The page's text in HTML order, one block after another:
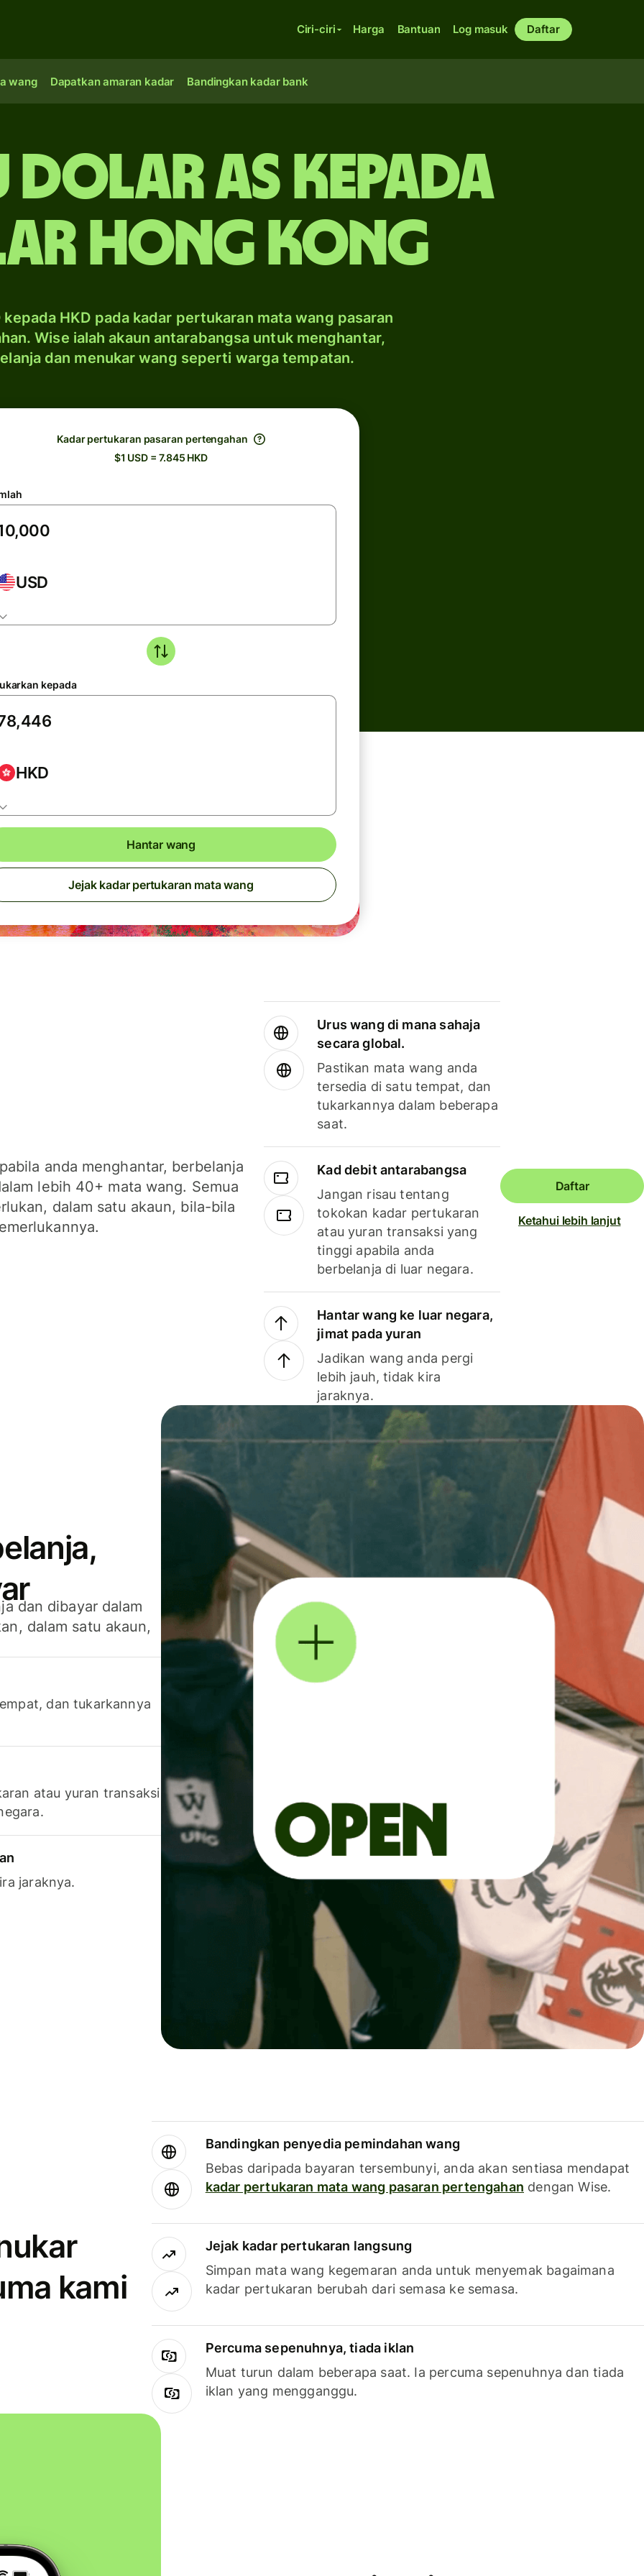
Ciri-ciri Harga Bantuan Log masuk Daftar
wang Dapatkan amaran kadar Bandingkan kadar bank
dolar AS kepada
Hong Kong
kepada HKD pada kadar pertukaran mata wang pasaran
Wise ialah akaun antarabangsa untuk menghantar,
dan menukar wang seperti warga tempatan.
Kadar pertukaran pasaran pertengahan
$1 USD = 7.845 HKD
USD
kepada
HKD
Hantar wang
Jejak kadar pertukaran mata wang
anda menghantar, berbelanja
lebih 40+ mata wang. Semua
dalam satu akaun, bila-bila
Urus wang di mana sahaja
secara global.
Pastikan mata wang anda
tersedia di satu tempat, dan
tukarkannya dalam beberapa
saat.
Kad debit antarabangsa
Jangan risau tentang
tokokan kadar pertukaran
atau yuran transaksi yang
tinggi apabila anda
berbelanja di luar negara.
Hantar wang ke luar negara,
jimat pada yuran
Jadikan wang anda pergi
lebih jauh, tidak kira
jaraknya.
Daftar
Ketahui lebih lanjut
dan dibayar dalam
dalam satu akaun,
dan tukarkannya
atau yuran transaksi
jaraknya.
kami
Bandingkan penyedia pemindahan wang
Bebas daripada bayaran tersembunyi, anda akan sentiasa mendapat
kadar pertukaran mata wang pasaran pertengahan dengan Wise.
Jejak kadar pertukaran langsung
Simpan mata wang kegemaran anda untuk menyemak bagaimana
kadar pertukaran berubah dari semasa ke semasa.
Percuma sepenuhnya, tiada iklan
Muat turun dalam beberapa saat. Ia percuma sepenuhnya dan tiada
iklan yang mengganggu.